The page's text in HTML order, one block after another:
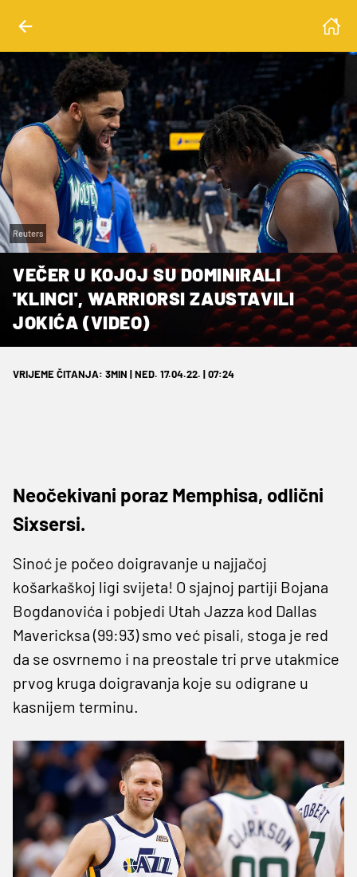
Reuters
VEČER U KOJOJ SU DOMINIRALI
'KLINCI', WARRIORSI ZAUSTAVILI
JOKIĆA (VIDEO)
VRIJEME ČITANJA: 3MIN | NED. 17.04.22. | 07:24
Neočekivani poraz Memphisa, odlični
Sixsersi.
Sinoć je počeo doigravanje u najjačoj
košarkaškoj ligi svijeta! O sjajnoj partiji Bojana
Bogdanovića i pobjedi Utah Jazza kod Dallas
Mavericksa (99:93) smo već pisali, stoga je red
da se osvrnemo i na preostale tri prve utakmice
prvog kruga doigravanja koje su odigrane u
kasnijem terminu.